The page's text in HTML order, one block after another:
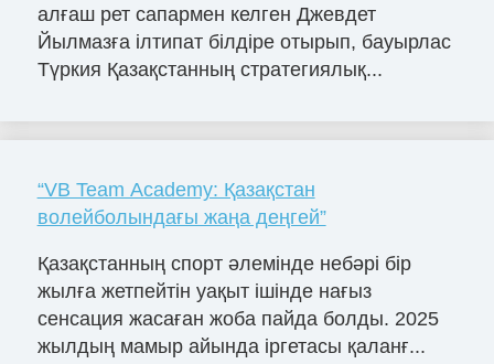
алғаш рет сапармен келген Джевдет
Йылмазға ілтипат білдіре отырып, бауырлас
Түркия Қазақстанның стратегиялық...
“VB Team Academy: Қазақстан
волейболындағы жаңа деңгей”
Қазақстанның спорт әлемінде небәрі бір
жылға жетпейтін уақыт ішінде нағыз
сенсация жасаған жоба пайда болды. 2025
жылдың мамыр айында іргетасы қаланғ...